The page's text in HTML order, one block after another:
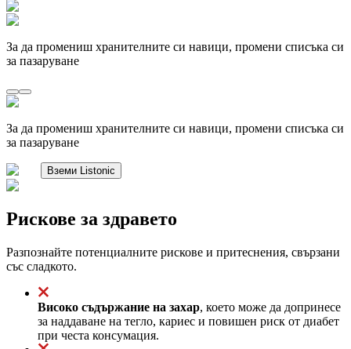
За да промениш хранителните си навици, промени списъка си
за пазаруване
За да промениш хранителните си навици, промени списъка си
за пазаруване
Вземи Listonic
Рискове за здравето
Разпознайте потенциалните рискове и притеснения, свързани
със сладкото.
Високо съдържание на захар, което може да допринесе
за наддаване на тегло, кариес и повишен риск от диабет
при честа консумация.